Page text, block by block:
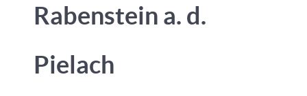
Rabenstein a. d.
Pielach